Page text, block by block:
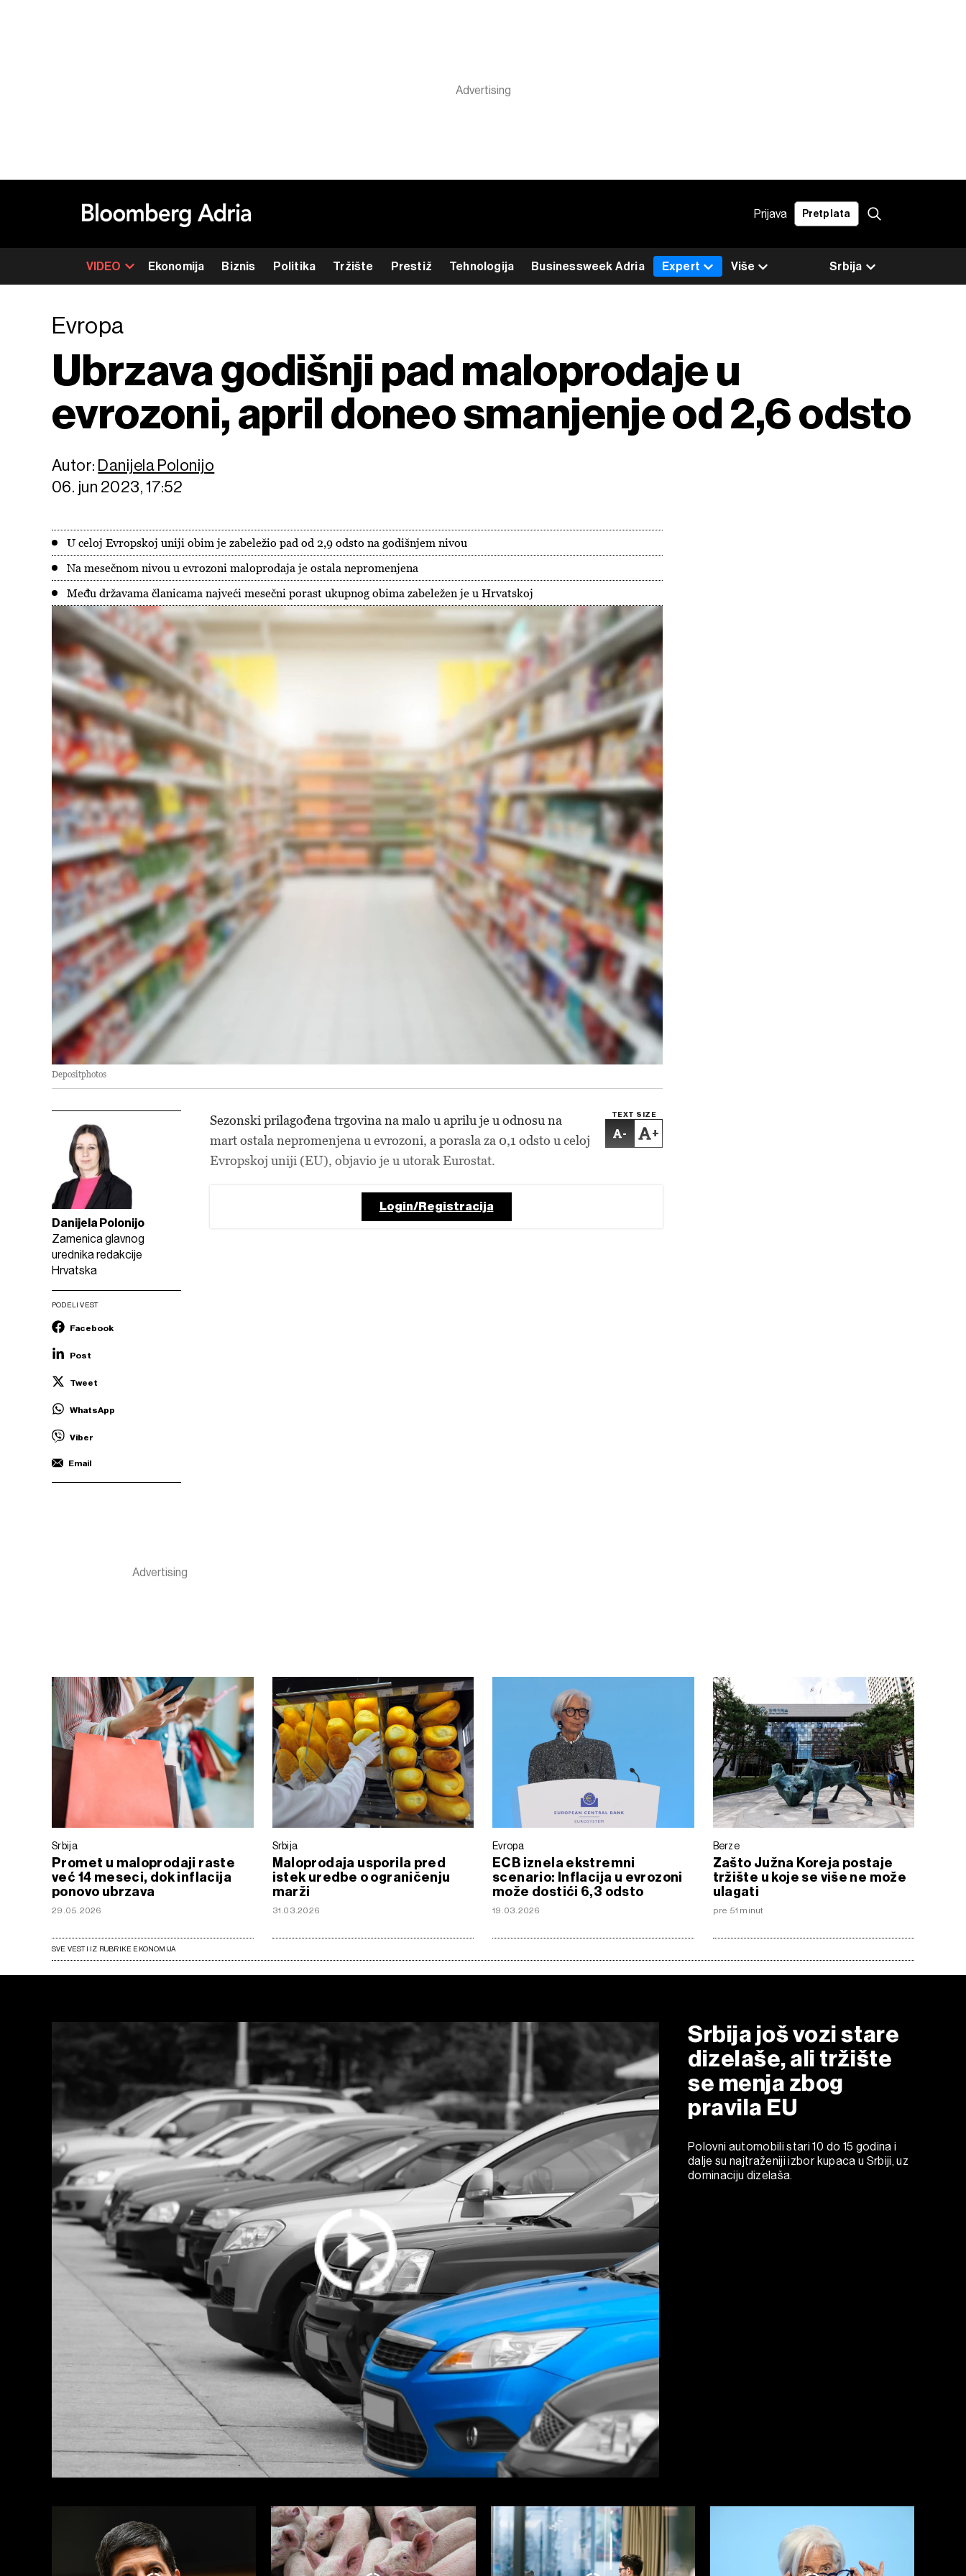
Prijava Pretplata
VIDEO Ekonomija Biznis Politika Tržište Prestiž Tehnologija Businessweek Adria Srbija
Expert Više
Evropa
Ubrzava godišnji pad maloprodaje u
evrozoni, april doneo smanjenje od 2,6 odsto
Autor: Danijela Polonijo
06. jun 2023, 17:52
U celoj Evropskoj uniji obim je zabeležio pad od 2,9 odsto na godišnjem nivou
Na mesečnom nivou u evrozoni maloprodaja je ostala nepromenjena
Među državama članicama najveći mesečni porast ukupnog obima zabeležen je u Hrvatskoj
Depositphotos
Danijela Polonijo
Zamenica glavnog
urednika redakcije
Hrvatska
PODELI VEST
Facebook
Post
Tweet
WhatsApp
Viber
Email
TEXT SIZE
- +
Sezonski prilagođena trgovina na malo u aprilu je u odnosu na
mart ostala nepromenjena u evrozoni, a porasla za 0,1 odsto u celoj
Evropskoj uniji (EU), objavio je u utorak Eurostat.
Login/Registracija
Srbija
Promet u maloprodaji raste
već 14 meseci, dok inflacija
ponovo ubrzava
29.05.2026
Srbija
Maloprodaja usporila pred
istek uredbe o ograničenju
marži
31.03.2026
Evropa
ECB iznela ekstremni
scenario: Inflacija u evrozoni
može dostići 6,3 odsto
19.03.2026
Berze
Zašto Južna Koreja postaje
tržište u koje se više ne može
ulagati
pre 51 minut
SVE VESTI IZ RUBRIKE EKONOMIJA
Srbija još vozi stare
dizelaše, ali tržište
se menja zbog
pravila EU
Polovni automobili stari 10 do 15 godina i
dalje su najtraženiji izbor kupaca u Srbiji, uz
dominaciju dizelaša.